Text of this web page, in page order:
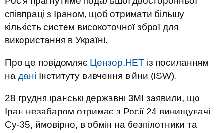
співпраці з Іраном, щоб отримати більшу
кількість систем високоточної зброї для
використання в Україні.
Про це повідомляє Цензор.НЕТ із посиланням
на дані Інституту вивчення війни (ISW).
28 грудня іранські державні ЗМІ заявили, що
Іран незабаром отримає з Росії 24 винищувачі
Су-35, ймовірно, в обмін на безпілотники та